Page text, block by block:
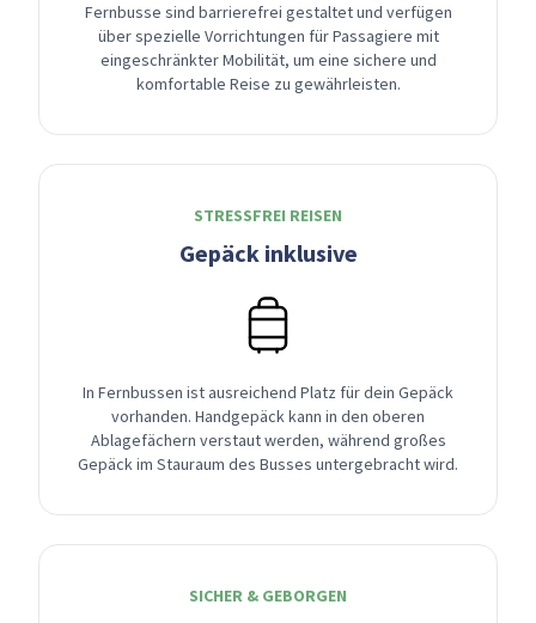
Fernbusse sind barrierefrei gestaltet und verfügen
über spezielle Vorrichtungen für Passagiere mit
eingeschränkter Mobilität, um eine sichere und
komfortable Reise zu gewährleisten.
STRESSFREI REISEN
Gepäck inklusive
In Fernbussen ist ausreichend Platz für dein Gepäck
vorhanden. Handgepäck kann in den oberen
Ablagefächern verstaut werden, während großes
Gepäck im Stauraum des Busses untergebracht wird.
SICHER & GEBORGEN